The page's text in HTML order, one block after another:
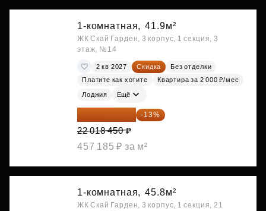
1-комнатная, 41.9м²
ЖК Скай Гарден, 3 корпус, 1 секция, 3
этаж, №14
2 кв 2027 Скидка
Без отделки
Платите как хотите
Квартира за 2 000 ₽/мес
Лоджия Ещё
19 156 052 ₽ -13%
22 018 450 ₽
457 185 ₽ за м²
1-комнатная, 45.8м²
ЖК Скай Гарден, 3 корпус, 1 секция, 21